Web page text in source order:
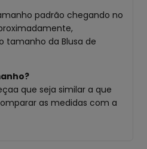
padrão chegando no
tamanho da Blusa de
que seja similar a que
as medidas com a